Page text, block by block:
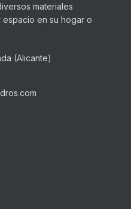
materiales
en su hogar o
(Alicante)